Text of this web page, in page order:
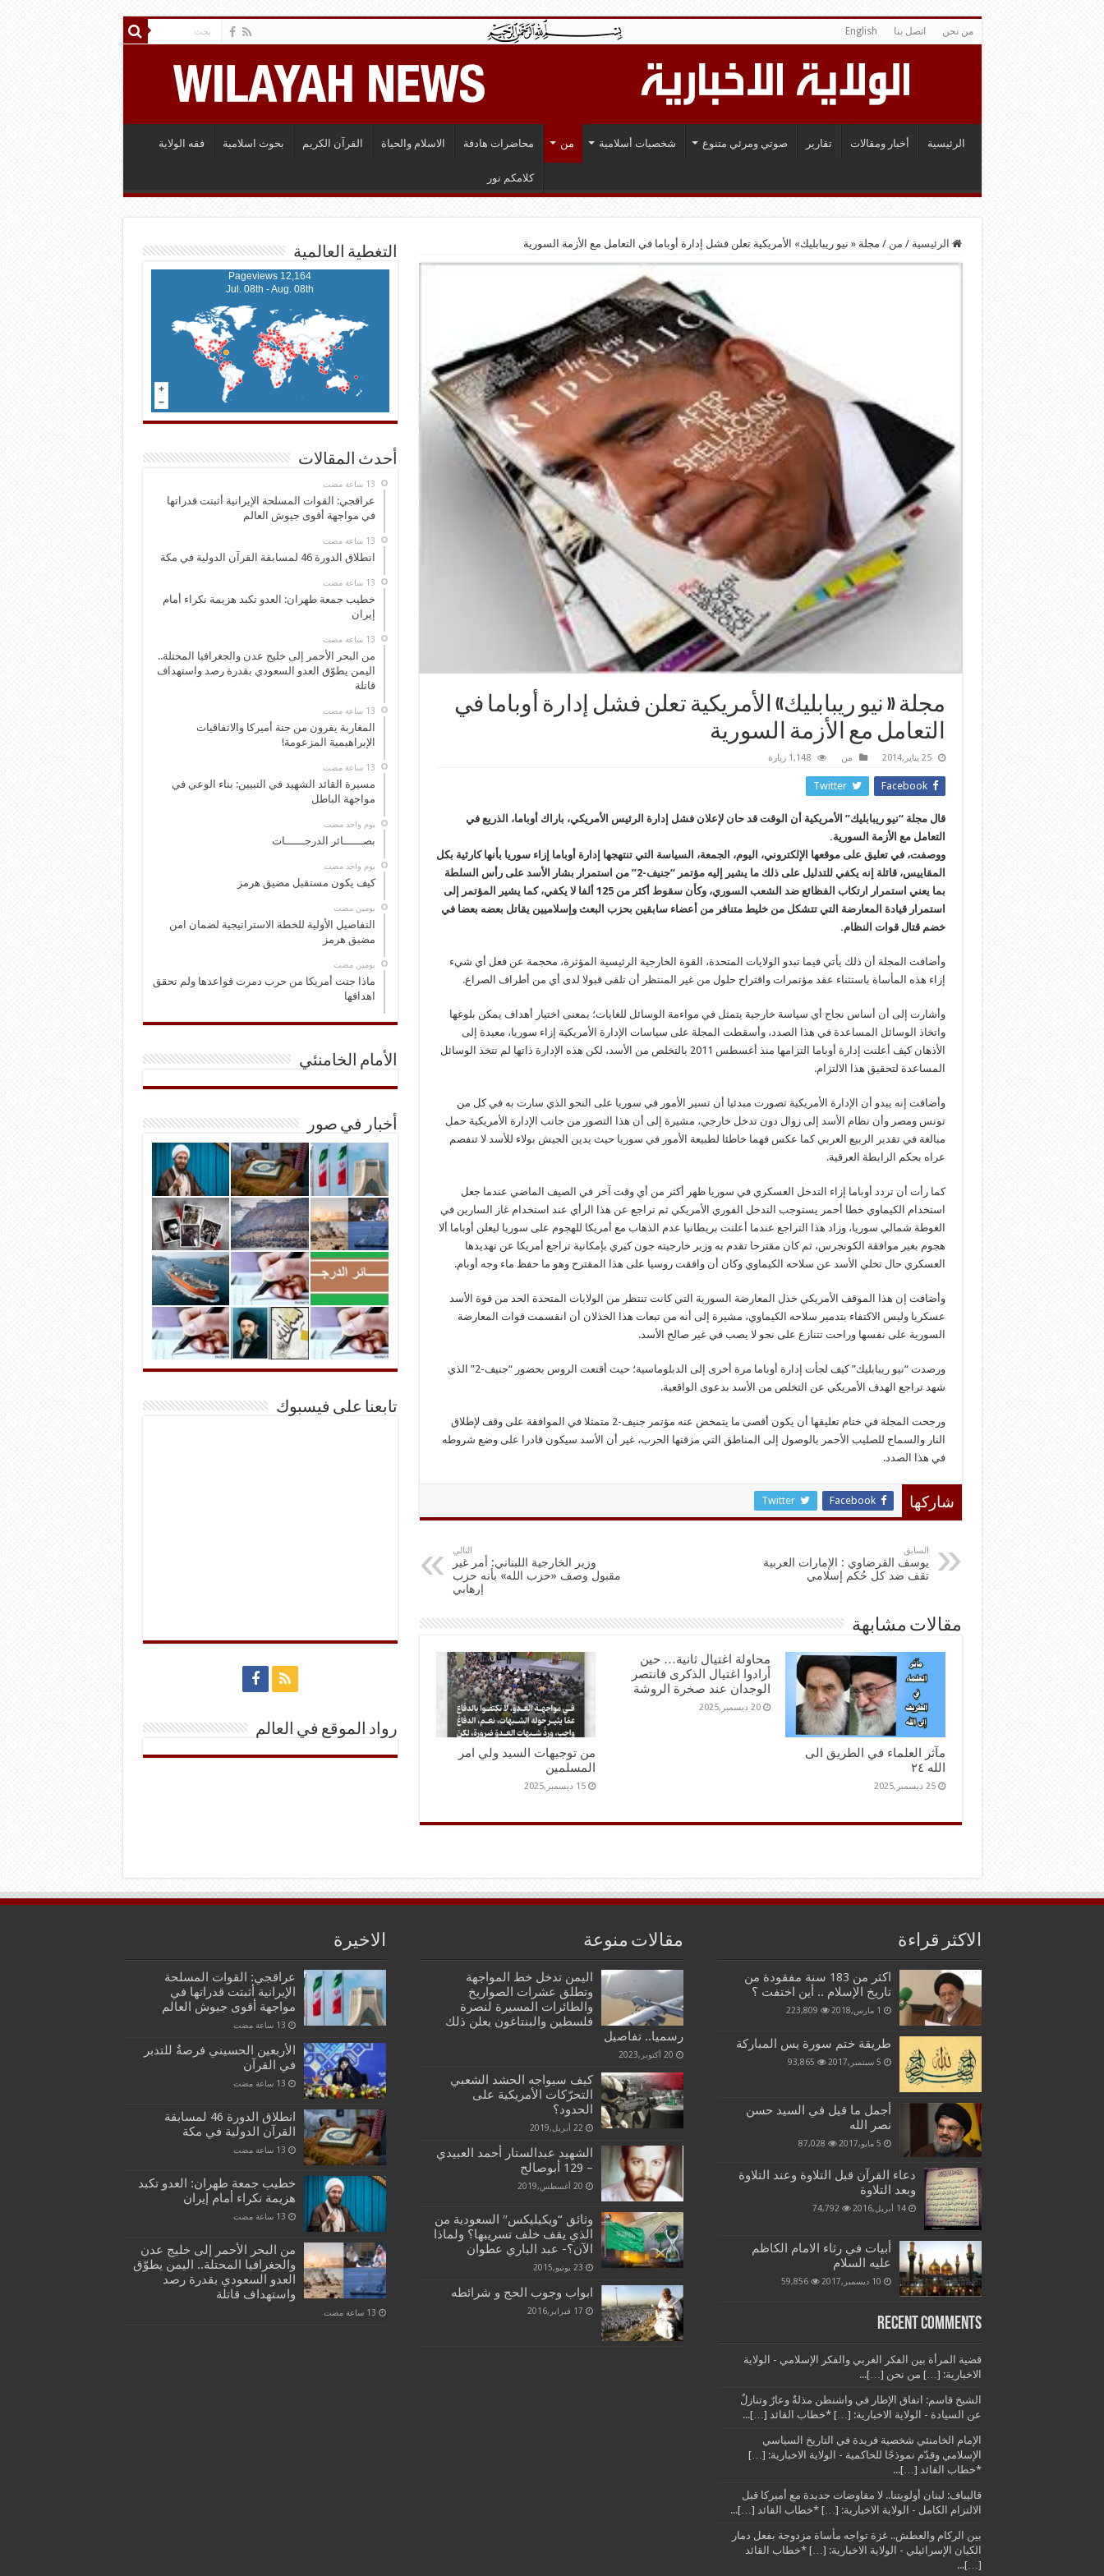
من نحن اتصل بنا English
الرئيسية أخبار ومقالات تقارير صوتي ومرئي متنوع شخصيات أسلامية من محاضرات هادفة الاسلام والحياة القرآن الكريم بحوث اسلامية فقه الولاية
كلامكم نور
الرئيسية / من / مجلة « نيو ريبابليك» الأمريكية تعلن فشل إدارة أوباما في التعامل مع الأزمة السورية
مجلة « نيو ريبابليك» الأمريكية تعلن فشل إدارة أوباما في
التعامل مع الأزمة السورية
25 يناير,2014 من 1,148 زيارة
Facebook
Twitter
قال مجلة “نيو ريبابليك” الأمريكية أن الوقت قد حان لإعلان فشل إدارة الرئيس الأمريكي، باراك أوباما، الذريع في
التعامل مع الأزمة السورية.
ووصفت، في تعليق على موقعها الإلكتروني، اليوم، الجمعة، السياسة التي تنتهجها إدارة أوباما إزاء سوريا بأنها كارثية بكل
المقاييس، قائلة إنه يكفي للتدليل على ذلك ما يشير إليه مؤتمر “جنيف-2” من استمرار بشار الأسد على رأس السلطة
بما يعني استمرار ارتكاب الفظائع ضد الشعب السوري، وكأن سقوط أكثر من 125 ألفا لا يكفي، كما يشير المؤتمر إلى
استمرار قيادة المعارضة التي تتشكل من خليط متنافر من أعضاء سابقين بحزب البعث وإسلاميين يقاتل بعضه بعضا في
خضم قتال قوات النظام.
وأضافت المجلة أن ذلك يأتي فيما تبدو الولايات المتحدة، القوة الخارجية الرئيسية المؤثرة، محجمة عن فعل أي شيء
إزاء هذه المأساة باستثناء عقد مؤتمرات واقتراح حلول من غير المنتظر أن تلقى قبولا لدى أي من أطراف الصراع.
وأشارت إلى أن أساس نجاح أي سياسة خارجية يتمثل في مواءمة الوسائل للغايات؛ بمعنى اختيار أهداف يمكن بلوغها
واتخاذ الوسائل المساعدة في هذا الصدد، وأسقطت المجلة على سياسات الإدارة الأمريكية إزاء سوريا، معيدة إلى
الأذهان كيف أعلنت إدارة أوباما التزامها منذ أغسطس 2011 بالتخلص من الأسد، لكن هذه الإدارة ذاتها لم تتخذ الوسائل
المساعدة لتحقيق هذا الالتزام.
وأضافت إنه يبدو أن الإدارة الأمريكية تصورت مبدئيا أن تسير الأمور في سوريا على النحو الذي سارت به في كل من
تونس ومصر وأن نظام الأسد إلى زوال دون تدخل خارجي، مشيرة إلى أن هذا التصور من جانب الإدارة الأمريكية حمل
مبالغة في تقدير الربيع العربي كما عكس فهما خاطئا لطبيعة الأمور في سوريا حيث يدين الجيش بولاء للأسد لا تنفصم
عراه بحكم الرابطة العرقية.
كما رأت أن تردد أوباما إزاء التدخل العسكري في سوريا ظهر أكثر من أي وقت آخر في الصيف الماضي عندما جعل
استخدام الكيماوي خطا أحمر يستوجب التدخل الفوري الأمريكي ثم تراجع عن هذا الرأي عند استخدام غاز السارين في
الغوطة شمالي سوريا، وزاد هذا التراجع عندما أعلنت بريطانيا عدم الذهاب مع أمريكا للهجوم على سوريا ليعلن أوباما ألا
هجوم بغير موافقة الكونجرس، ثم كان مقترحا تقدم به وزير خارجيته جون كيري بإمكانية تراجع أمريكا عن تهديدها
العسكري حال تخلي الأسد عن سلاحه الكيماوي وكان أن وافقت روسيا على هذا المقترح وهو ما حفظ ماء وجه أوبام.
وأضافت إن هذا الموقف الأمريكي خذل المعارضة السورية التي كانت تنتظر من الولايات المتحدة الحد من قوة الأسد
عسكريا وليس الاكتفاء بتدمير سلاحه الكيماوي، مشيرة إلى أنه من تبعات هذا الخذلان أن انقسمت قوات المعارضة
السورية على نفسها وراحت تتنازع على نحو لا يصب في غير صالح الأسد.
ورصدت “نيو ريبابليك” كيف لجأت إدارة أوباما مرة أخرى إلى الدبلوماسية؛ حيث أقنعت الروس بحضور “جنيف-2” الذي
شهد تراجع الهدف الأمريكي عن التخلص من الأسد بدعوى الواقعية.
ورجحت المجلة في ختام تعليقها أن يكون أقصى ما يتمخض عنه مؤتمر جنيف-2 متمثلا في الموافقة على وقف لإطلاق
النار والسماح للصليب الأحمر بالوصول إلى المناطق التي مزقتها الحرب، غير أن الأسد سيكون قادرا على وضع شروطه
في هذا الصدد.
شاركها Facebook
Twitter
السابق
يوسف القرضاوي : الإمارات العربية
تقف ضد كل حُكم إسلامي
التالي
وزير الخارجية اللبناني: أمر غير
مقبول وصف «حزب الله» بأنه حزب
إرهابي
مقالات مشابهة
مآثر العلماء في الطريق الى
الله ٢٤
25 ديسمبر,2025
محاولة اغتيال ثانية… حين
أرادوا اغتيال الذكرى فانتصر
الوجدان عند صخرة الروشة
20 ديسمبر,2025
من توجيهات السيد ولي امر
المسلمين
15 ديسمبر,2025
التغطية العالمية
12,164 Pageviews
Jul. 08th - Aug. 08th
أحدث المقالات
عراقجي: القوات المسلحة الإيرانية أثبتت قدراتها
في مواجهة أقوى جيوش العالم
انطلاق الدورة 46 لمسابقة القرآن الدولية في مكة
خطيب جمعة طهران: العدو تكبد هزيمة نكراء أمام
إيران
من البحر الأحمر إلى خليج عدن والجغرافيا المحتلة..
اليمن يطوّق العدو السعودي بقدرة رصد واستهداف
قاتلة
المغاربة يفرون من جنة أميركا والاتفاقيات
الإبراهيمية المزعومة!
مسيرة القائد الشهيد في التبيين: بناء الوعي في
مواجهة الباطل
‏يوم واحد مضت
بصــــــائر الدرجــــــات
‏يوم واحد مضت
كيف يكون مستقبل مضيق هرمز
‏يومين مضت
التفاصيل الأولية للخطة الاستراتيجية لضمان امن
مضيق هرمز
‏يومين مضت
ماذا جنت أمريكا من حرب دمرت قواعدها ولم تحقق
اهدافها
الأمام الخامنئي
أخبار في صور
تابعنا على فيسبوك
رواد الموقع في العالم
الاكثر قراءة
اكثر من 183 سنة مفقودة من
تاريخ الإسلام .. أين اختفت ؟
1 مارس,2018 223,809
طريقة ختم سورة يس المباركة
5 سبتمبر,2017 93,865
أجمل ما قيل في السيد حسن
نصر الله
5 مايو,2017 87,028
دعاء القرآن قبل التلاوة وعند التلاوة
وبعد التلاوة
14 أبريل,2016 74,792
أبيات في رثاء الامام الكاظم
عليه السلام
10 ديسمبر,2017 59,856
Recent Comments
قضية المرأة بين الفكر الغربي والفكر الإسلامي - الولاية
الاخبارية: […] من نحن […]...
الشيخ قاسم: اتفاق الإطار في واشنطن مذلةٌ وعارٌ وتنازلٌ
عن السيادة - الولاية الاخبارية: […] *خطاب القائد […]...
الإمام الخامنئي شخصية فريدة في التاريخ السياسي
الإسلامي وقدّم نموذجًا للحاكمية - الولاية الاخبارية: […]
*خطاب القائد […]...
قاليباف: لبنان أولويتنا.. لا مفاوضات جديدة مع أميركا قبل
الالتزام الكامل - الولاية الاخبارية: […] *خطاب القائد […]...
بين الركام والعطش.. غزة تواجه مأساة مزدوجة بفعل دمار
الكيان الإسرائيلي - الولاية الاخبارية: […] *خطاب القائد
[…]...
مقالات منوعة
اليمن تدخل خط المواجهة
وتطلق عشرات الصواريخ
والطائرات المسيرة لنصرة
فلسطين والبنتاغون يعلن ذلك
رسميا.. تفاصيل
20 أكتوبر,2023
كيف سيواجه الحشد الشعبي
التحرّكات الأمريكية على
الحدود؟
22 أبريل,2019
الشهيد عبدالستار أحمد العبيدي
– 129 أبوصالح
20 أغسطس,2019
وثائق “ويكيليكس″ السعودية من
الذي يقف خلف تسريبها؟ ولماذا
الآن؟- عبد الباري عطوان
23 يونيو,2015
ابواب وجوب الحج و شرائطه
17 فبراير,2016
الاخيرة
عراقجي: القوات المسلحة
الإيرانية أثبتت قدراتها في
مواجهة أقوى جيوش العالم
الأربعين الحسيني فرصةٌ للتدبر
في القرآن
انطلاق الدورة 46 لمسابقة
القرآن الدولية في مكة
خطيب جمعة طهران: العدو تكبد
هزيمة نكراء أمام إيران
من البحر الأحمر إلى خليج عدن
والجغرافيا المحتلة.. اليمن يطوّق
العدو السعودي بقدرة رصد
واستهداف قاتلة